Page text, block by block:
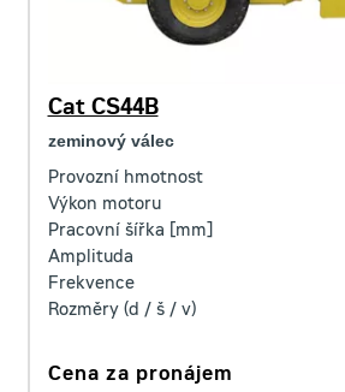
Cat CS44B
zeminový válec
Provozní hmotnost
Výkon motoru
Pracovní šířka [mm]
Amplituda
Frekvence
Rozměry (d / š / v)
Cena za pronájem